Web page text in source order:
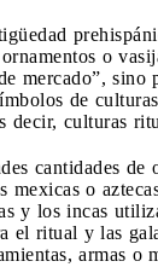
o
mercado”, sino
de
decir, culturas
cantidades de
mexicas o
y los incas
el ritual y las
armas o